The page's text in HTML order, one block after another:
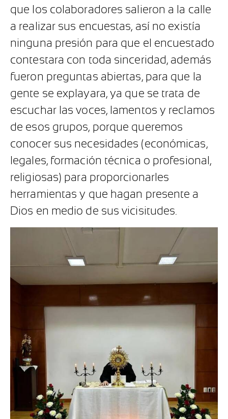
que los colaboradores salieron a la calle
a realizar sus encuestas, así no existía
ninguna presión para que el encuestado
contestara con toda sinceridad, además
fueron preguntas abiertas, para que la
gente se explayara, ya que se trata de
escuchar las voces, lamentos y reclamos
de esos grupos, porque queremos
conocer sus necesidades (económicas,
legales, formación técnica o profesional,
religiosas) para proporcionarles
herramientas y que hagan presente a
Dios en medio de sus vicisitudes.